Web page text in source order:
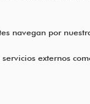
navegan por
externos